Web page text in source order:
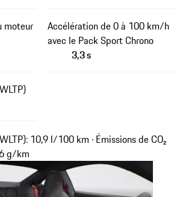
moteur
Accélération de 0 à 100 km/h
avec le Pack Sport Chrono
3,3 s
10,9 l/100 km · Émissions de CO₂
g/km